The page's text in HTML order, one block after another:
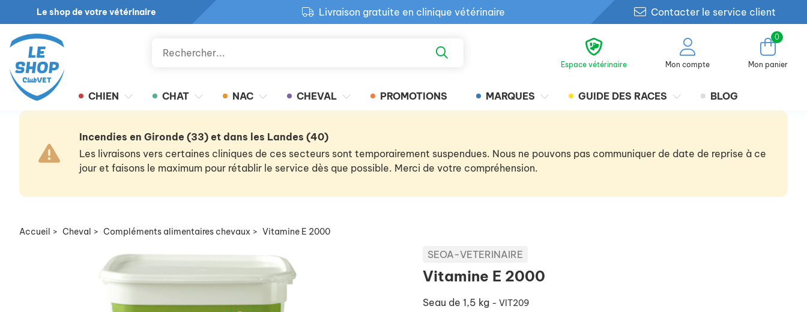
Le shop de votre vétérinaire
Livraison gratuite en clinique vétérinaire
Retour produit gratuit en clinique
Contacter le service client
Espace vétérinaire Mon compte
0
Mon panier
CHIEN CHAT NAC CHEVAL PROMOTIONS MARQUES GUIDE DES RACES BLOG
Incendies en Gironde (33) et dans les Landes (40)
Les livraisons vers certaines cliniques de ces secteurs sont temporairement suspendues. Nous ne pouvons pas communiquer de date de reprise à ce
jour et faisons le maximum pour rétablir le service dès que possible. Merci de votre compréhension.
Accueil > Cheval > Compléments alimentaires chevaux > Vitamine E 2000
SEOA-VETERINAIRE
Vitamine E 2000
Seau de 1,5 kg - VIT209